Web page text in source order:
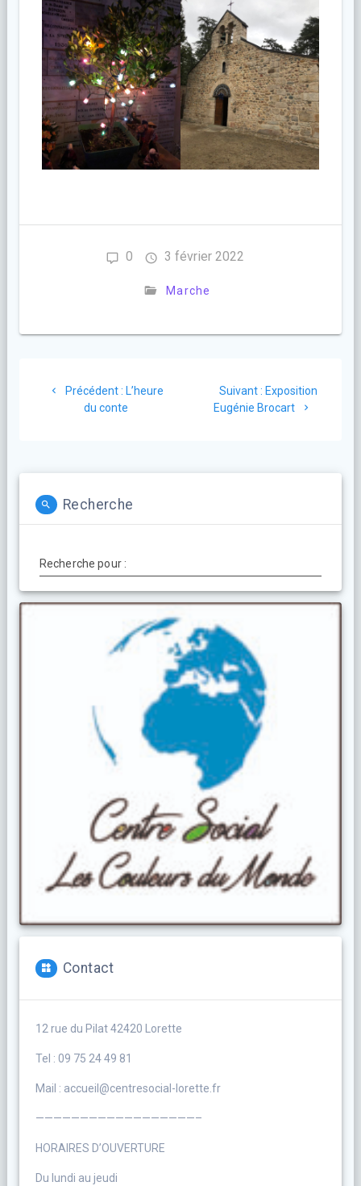
0 3 février 2022
Marche
Précédent : Article
précédent
L’heure
du conte
Suivant : Article
suivant
Exposition
Eugénie Brocart
Recherche
Recherche pour :
Contact
12 rue du Pilat 42420 Lorette
Tel : 09 75 24 49 81
Mail : accueil@centresocial-lorette.fr
——————————————————–
HORAIRES D’OUVERTURE
Du lundi au jeudi